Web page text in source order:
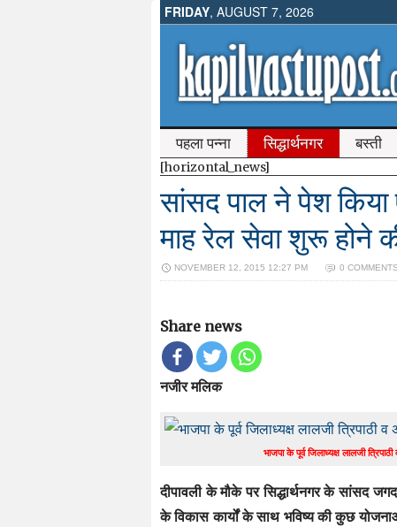
FRIDAY, AUGUST 7, 2026
पहला पन्ना सिद्धार्थनगर बस्ती
[horizontal_news]
सांसद पाल ने पेश किया
माह रेल सेवा शुरू होने
NOVEMBER 12, 2015 12:27 PM 0 COMMENTS
Share news
नजीर मलिक
भाजपा के पूर्व जिलाध्यक्ष लालजी
दीपावली के मौके पर सिद्धार्थनगर के सांसद
के विकास कार्यों के साथ भविष्य की कुछ